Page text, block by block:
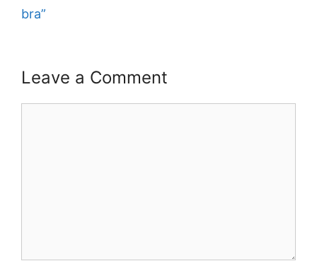
bra”
Leave a Comment